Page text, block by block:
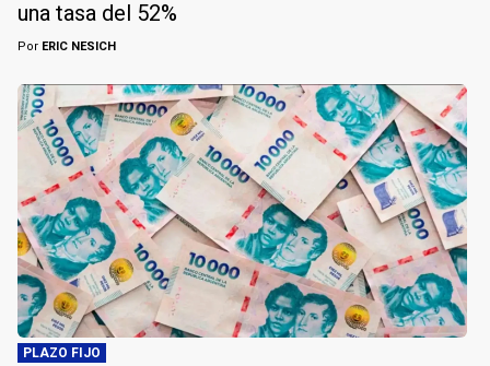
una tasa del 52%
Por ERIC NESICH
PLAZO FIJO